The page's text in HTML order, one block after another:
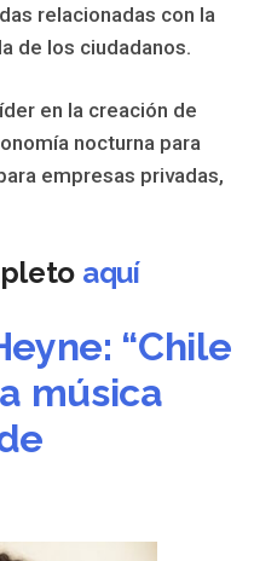
relacionadas con la
de los ciudadanos.
en la creación de
nocturna para
empresas privadas,
aquí
“Chile
música